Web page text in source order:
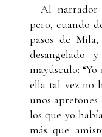
Al narrador
pero, cuando
pasos de
desangelado
mayúsculo:
ella tal vez no
unos
los que yo
más que